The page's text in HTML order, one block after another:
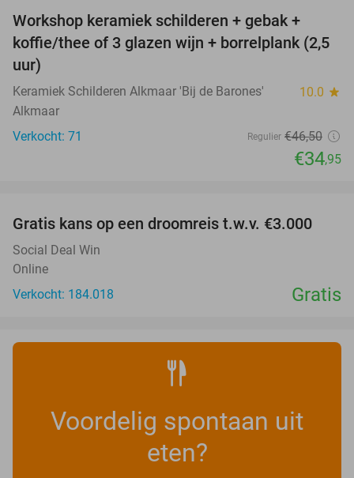
Workshop keramiek schilderen + gebak +
koffie/thee of 3 glazen wijn + borrelplank (2,5
uur)
Keramiek Schilderen Alkmaar 'Bij de Barones' 10.0 star
Alkmaar
Verkocht: 71
Regulier €46,50
€34,95
Gratis kans op een droomreis t.w.v. €3.000
Social Deal Win
Online
Verkocht: 184.018
Gratis
Voordelig spontaan uit
eten?